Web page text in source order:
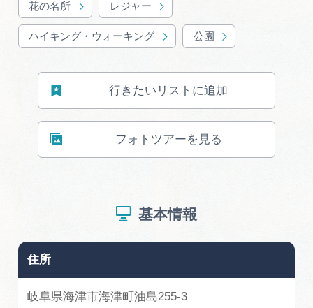
花の名所 レジャー
ハイキング・ウォーキング 公園
行きたいリストに追加
フォトツアーを見る
基本情報
住所
岐阜県海津市海津町油島255-3